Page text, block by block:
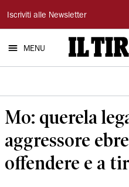
Il
Tirreno
Iscriviti alle Newsletter
MENU
Mo: querela
aggressore
offendere e a